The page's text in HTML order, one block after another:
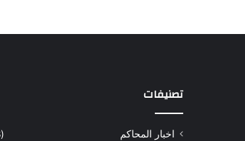
تصنيفات
اخبار المحاكم
(8)